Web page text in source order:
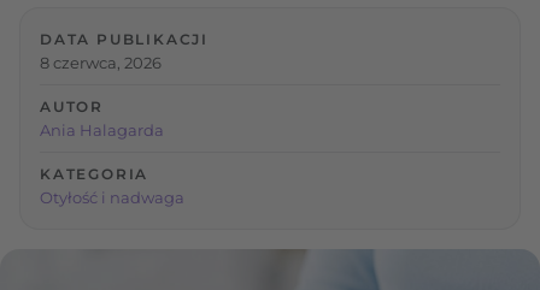
DATA PUBLIKACJI
8 czerwca, 2026
AUTOR
Ania Halagarda
KATEGORIA
Otyłość i nadwaga